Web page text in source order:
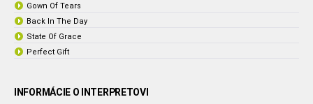
Gown Of Tears
Back In The Day
State Of Grace
Perfect Gift
INFORMÁCIE O INTERPRETOVI